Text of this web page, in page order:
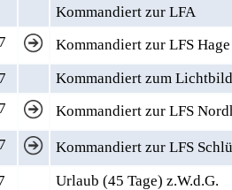
Kommandiert zur LFA
Kommandiert zur LFS
Kommandiert zum
Kommandiert zur LFS
Kommandiert zur LFS
Urlaub (45 Tage) z.W.d.G.